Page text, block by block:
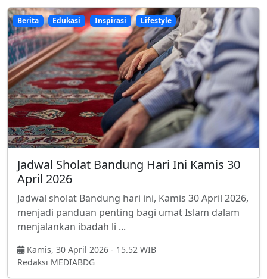
Berita Edukasi Inspirasi Lifestyle
Jadwal Sholat Bandung Hari Ini Kamis 30
April 2026
Jadwal sholat Bandung hari ini, Kamis 30 April 2026,
menjadi panduan penting bagi umat Islam dalam
menjalankan ibadah li ...
Kamis, 30 April 2026 - 15.52 WIB
Redaksi MEDIABDG